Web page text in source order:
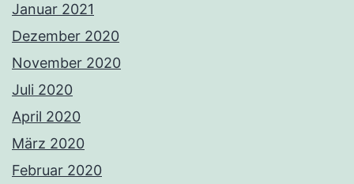
Januar 2021
Dezember 2020
November 2020
Juli 2020
April 2020
März 2020
Februar 2020